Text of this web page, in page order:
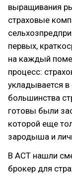
выращивания
страховые
первых,
на каждый
процесс:
укладывается
большинства
готовы были
которой еще
зародыша и
В АСТ нашли
брокер для